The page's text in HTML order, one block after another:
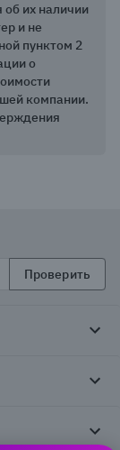
их наличии
и не
пунктом 2
о
компании.
Проверить